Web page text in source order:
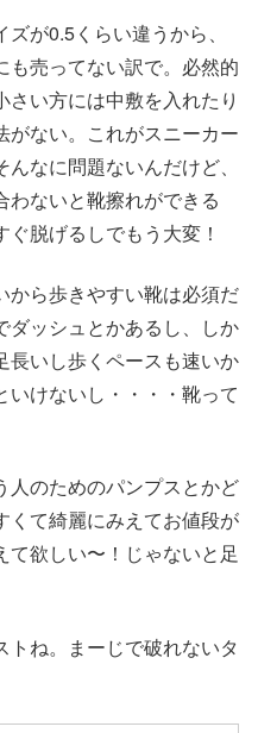
が0.5くらい違うから、
も売ってない訳で。必然的
い方には中敷を入れたり
がない。これがスニーカー
なに問題ないんだけど、
ないと靴擦れができる
脱げるしでもう大変！
から歩きやすい靴は必須だ
ダッシュとかあるし、しか
長いし歩くペースも速いか
いけないし・・・・靴って
人のためのパンプスとかど
くて綺麗にみえてお値段が
欲しい〜！じゃないと足
トね。まーじで破れないタ